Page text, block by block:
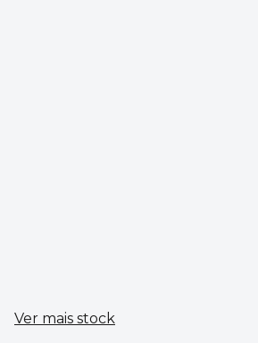
Ver mais stock